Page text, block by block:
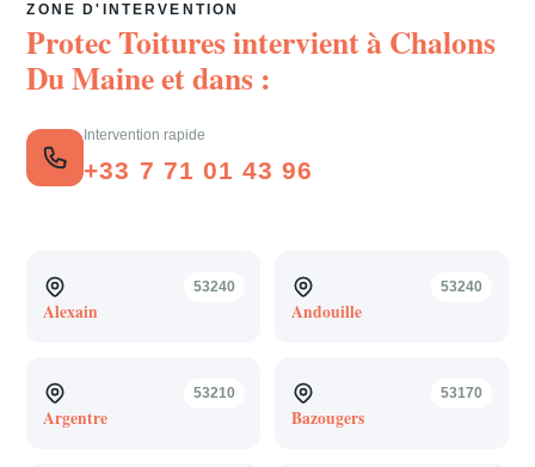
ZONE D'INTERVENTION
Protec Toitures intervient àChalons
Du Maineet dans :
Intervention rapide
+33 7 71 01 43 96
53240
Alexain
53240
Andouille
53210
Argentre
53170
Bazougers